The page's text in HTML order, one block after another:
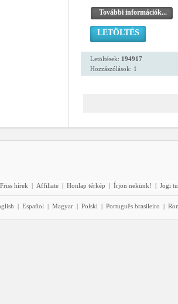
További információk...
LETÖLTÉS
Letöltések: 194917
Hozzászólások: 1
Friss hírek | Affiliate | Honlap térkép | Írjon nekünk! | Jogi
| Español | Magyar | Polski | Português brasileiro |